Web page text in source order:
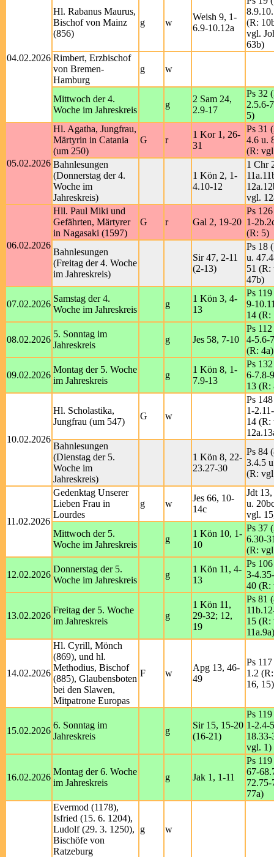
04.02.2026
Hl. Rabanus Maurus,
Bischof von Mainz
(856)
g w
Weish 9, 1-
6.9-10.12a
(R:
vgl.
63b)
Rimbert, Erzbischof
von Bremen-
Hamburg
g w
Mittwoch der 4.
Woche im Jahreskreis
g
2 Sam 24,
2.9-17
Ps 32
2.5.6-
5)
05.02.2026
Hl. Agatha, Jungfrau,
Märtyrin in Catania
(um 250)
G r
1 Kor 1, 26-
31
Ps 31
4.6 u.
(R:
Bahnlesungen
(Donnerstag der 4.
Woche im
Jahreskreis)
1 Kön 2, 1-
4.10-12
1 Chr
vgl.
06.02.2026
Hll. Paul Miki und
Gefährten, Märtyrer
in Nagasaki (1597)
G r Gal 2, 19-20
Ps
1-
(R: 5)
Bahnlesungen
(Freitag der 4. Woche
im Jahreskreis)
Sir 47, 2-11
(2-13)
Ps 18
u.
51 (R:
47b)
07.02.2026
Samstag der 4.
Woche im Jahreskreis
g
1 Kön 3, 4-
13
Ps
9-
14 (R:
08.02.2026
5. Sonntag im
Jahreskreis
g Jes 58, 7-10
Ps
4-5.6-
(R: 4a)
09.02.2026
Montag der 5. Woche
im Jahreskreis
g
1 Kön 8, 1-
7.9-13
Ps
6-7.8-
13 (R:
10.02.2026
Hl. Scholastika,
Jungfrau (um 547)
G w
Ps
1-
14 (R:
Bahnlesungen
(Dienstag der 5.
Woche im
Jahreskreis)
1 Kön 8, 22-
23.27-30
Ps 84
3.4.5
(R:
11.02.2026
Gedenktag Unserer
Lieben Frau in
Lourdes
g w
Jes 66, 10-
14c
Jdt
u.
vgl.
Mittwoch der 5.
Woche im Jahreskreis
g
1 Kön 10, 1-
10
Ps 37
6.30-
(R:
12.02.2026
Donnerstag der 5.
Woche im Jahreskreis
g
1 Kön 11, 4-
13
Ps
3-
40 (R:
13.02.2026
Freitag der 5. Woche
im Jahreskreis
g
1 Kön 11,
29-32; 12,
19
Ps 81
15 (R:
11a.9a)
14.02.2026
Hl. Cyrill, Mönch
(869), und hl.
Methodius, Bischof
(885), Glaubensboten
bei den Slawen,
Mitpatrone Europas
F w
Apg 13, 46-
49
Ps
1.2
16, 15)
15.02.2026
6. Sonntag im
Jahreskreis
g
Sir 15, 15-20
(16-21)
Ps
1-2.4-
vgl. 1)
16.02.2026
Montag der 6. Woche
im Jahreskreis
g Jak 1, 1-11
Ps
67-
77a)
Evermod (1178),
Isfried (15. 6. 1204),
Ludolf (29. 3. 1250),
Bischöfe von
Ratzeburg
g w